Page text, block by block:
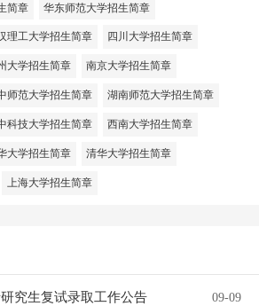
简章 华东师范大学招生简章
理工大学招生简章 四川大学招生简章
大学招生简章 南京大学招生简章
师范大学招生简章 湖南师范大学招生简章
科技大学招生简章 西南大学招生简章
大学招生简章 清华大学招生简章
上海大学招生简章
究生复试录取工作公告 09-09